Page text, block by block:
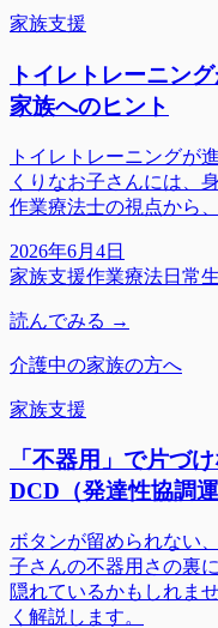
家族支援
トイレトレーニン
家族へのヒント
トイレトレーニングが
くりなお子さんには、
作業療法士の視点から
2026年6月4日
家族支援作業療法日常
読んでみる →
介護中の家族の方へ
家族支援
「不器用」で片づ
DCD（発達性協調
ボタンが留められない
子さんの不器用さの裏
隠れているかもしれま
く解説します。